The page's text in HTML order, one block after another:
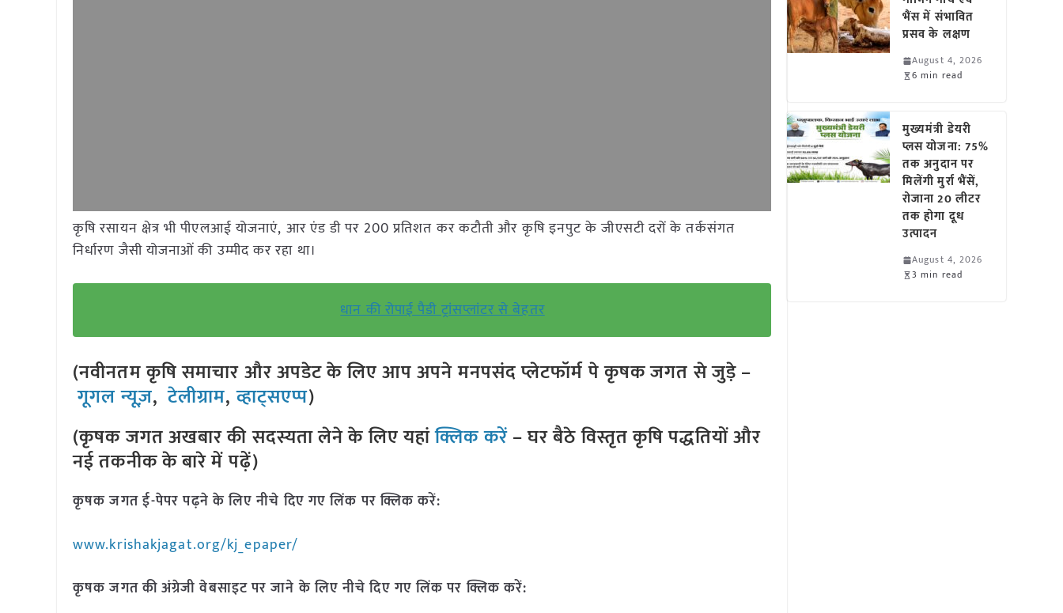
कृषि रसायन क्षेत्र भी पीएलआई योजनाएं, आर एंड डी पर 200 प्रतिशत कर कटौती और कृषि इनपुट के जीएसटी दरों के तर्कसंगत
निर्धारण जैसी योजनाओं की उम्मीद कर रहा था।
धान की रोपाई पैडी ट्रांसप्लांटर से बेहतर
(नवीनतम कृषि समाचार और अपडेट के लिए आप अपने मनपसंद प्लेटफॉर्म पे कृषक जगत से जुड़े –
गूगल न्यूज़,टेलीग्राम,व्हाट्सएप्प)
(कृषक जगत अखबार की सदस्यता लेने के लिए यहांक्लिक करें– घर बैठे विस्तृत कृषि पद्धतियों और
नई तकनीक के बारे में पढ़ें)
कृषक जगत ई-पेपर पढ़ने के लिए नीचे दिए गए लिंक पर क्लिक करें:
www.krishakjagat.org/kj_epaper/
कृषक जगत की अंग्रेजी वेबसाइट पर जाने के लिए नीचे दिए गए लिंक पर क्लिक करें:
भैंस में संभावित
प्रसव के लक्षण
August 4, 2026
6 min read
मुख्यमंत्री डेयरी
प्लस योजना: 75%
तक अनुदान पर
मिलेंगी मुर्रा भैंसें,
रोजाना 20 लीटर
तक होगा दूध
उत्पादन
August 4, 2026
3 min read